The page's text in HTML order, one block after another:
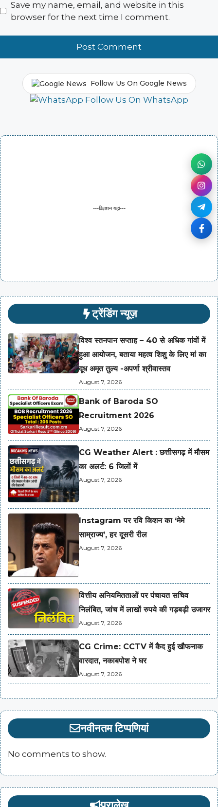
Save my name, email, and website in this
browser for the next time I comment.
Follow Us On Google News
Follow Us On WhatsApp
---विज्ञापन यहां---
ट्रेंडिंग न्यूज़
विश्व स्तनपान सप्ताह – 40 से अधिक गांवों में
हुआ आयोजन, बताया महत्व शिशु के लिए मां का
दूध अमृत तुल्य -अपर्णा श्रीवास्तव
August 7, 2026
Bank of Baroda SO
Recruitment 2026
August 7, 2026
CG Weather Alert : छत्तीसगढ़ में मौसम
का अलर्ट: 6 जिलों में
August 7, 2026
Instagram पर रवि किशन का ‘मेमे
साम्राज्य’, हर दूसरी रील
August 7, 2026
वित्तीय अनियमितताओं पर पंचायत सचिव
निलंबित, जांच में लाखों रुपये की गड़बड़ी उजागर
August 7, 2026
CG Crime: CCTV में कैद हुई खौफनाक
वारदात, नकाबपोश ने घर
August 7, 2026
नवीनतम टिप्पणियां
No comments to show.